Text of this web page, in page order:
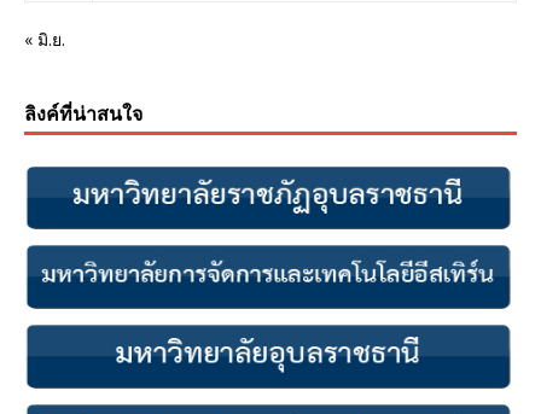
« มิ.ย.
ลิงค์ที่น่าสนใจ